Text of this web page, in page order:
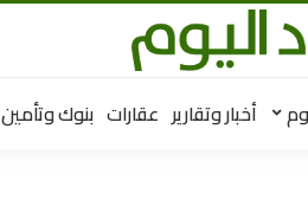
أخبار وتقارير عقارات بنوك وتأمين